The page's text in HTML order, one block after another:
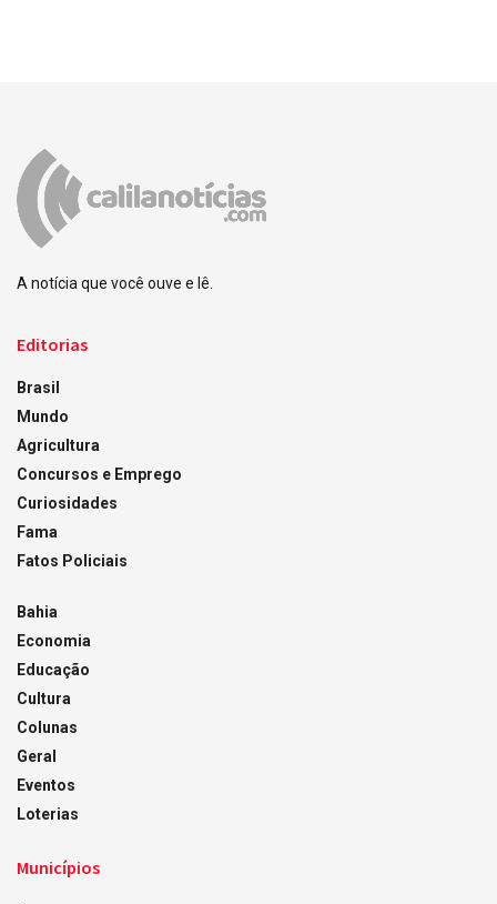
A notícia que você ouve e lê.
Editorias
Brasil
Mundo
Agricultura
Concursos e Emprego
Curiosidades
Fama
Fatos Policiais
Bahia
Economia
Educação
Cultura
Colunas
Geral
Eventos
Loterias
Municípios